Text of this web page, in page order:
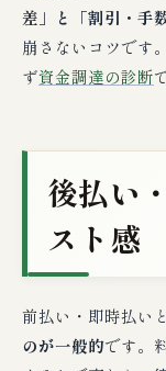
差」と「割引・手
崩さないコツです
ず資金調達の診断
後払い
スト感
前払い・即時払い
のが一般的です。